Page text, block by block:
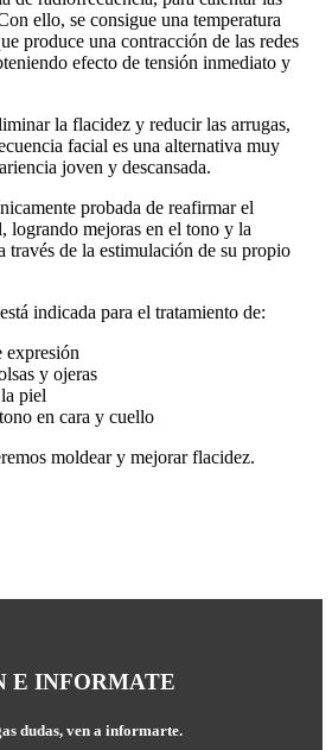
ello, se consigue una temperatura
produce una contracción de las redes
efecto de tensión inmediato y
la flacidez y reducir las arrugas,
facial es una alternativa muy
joven y descansada.
probada de reafirmar el
logrando mejoras en el tono y la
través de la estimulación de su propio
indicada para el tratamiento de:
expresión
y ojeras
piel
en cara y cuello
moldear y mejorar flacidez.
E INFORMATE
dudas, ven a informarte.